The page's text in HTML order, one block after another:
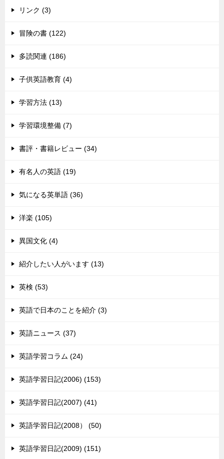
リンク (3)
冒険の書 (122)
多読関連 (186)
子供英語教育 (4)
学習方法 (13)
学習環境整備 (7)
書評・書籍レビュー (34)
有名人の英語 (19)
気になる英単語 (36)
洋楽 (105)
異国文化 (4)
紹介したい人がいます (13)
英検 (53)
英語で日本のことを紹介 (3)
英語ニュース (37)
英語学習コラム (24)
英語学習日記(2006) (153)
英語学習日記(2007) (41)
英語学習日記(2008） (50)
英語学習日記(2009) (151)